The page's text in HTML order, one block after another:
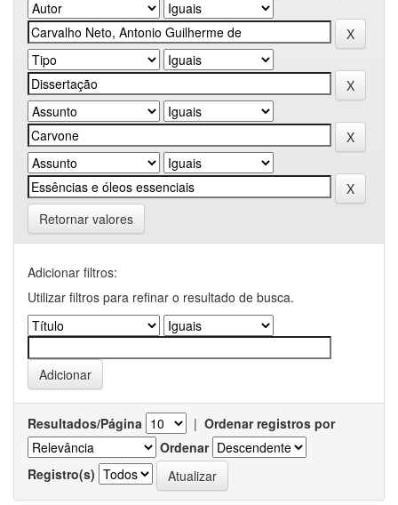
Retornar valores
Adicionar filtros:
Utilizar filtros para refinar o resultado de busca.
Resultados/Página | Ordenar registros por
Ordenar
Registro(s)